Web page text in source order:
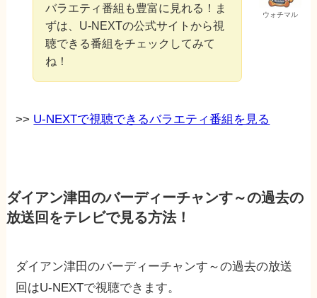
ウォチマル
バラエティ番組も豊富に見れる！ま
ずは、U-NEXTの公式サイトから視
聴できる番組をチェックしてみて
ね！
>> U-NEXTで視聴できるバラエティ番組を見る
ダイアン津田のバーディーチャンす～の過去の
放送回をテレビで見る方法！
ダイアン津田のバーディーチャンす～の過去の放送
回はU-NEXTで視聴できます。